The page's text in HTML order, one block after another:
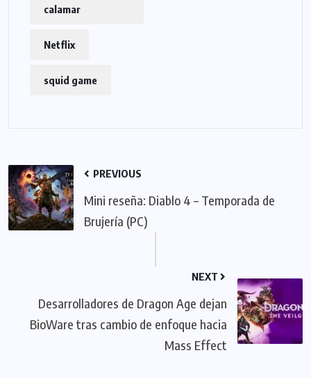
calamar
Netflix
squid game
PREVIOUS
Mini reseña: Diablo 4 – Temporada de
Brujería (PC)
NEXT
Desarrolladores de Dragon Age dejan
BioWare tras cambio de enfoque hacia
Mass Effect